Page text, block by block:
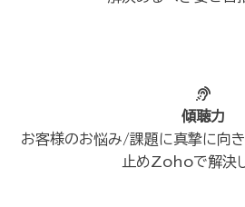
傾聴力
お客様のお悩み/課題に真摯に向
止めZohoで解決し